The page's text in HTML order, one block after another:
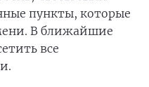
пункты, которые
В ближайшие
все